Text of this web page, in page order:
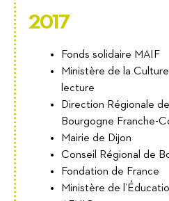
2017
Fonds solidaire MAIF
Ministère de la
lecture
Direction Régionale
Bourgogne Franche-
Mairie de Dijon
Conseil Régional de
Fondation de France
Ministère de